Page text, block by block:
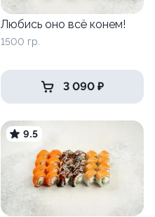
Любись оно всё конем!
1500 гр.
3 090 ₽
9.5